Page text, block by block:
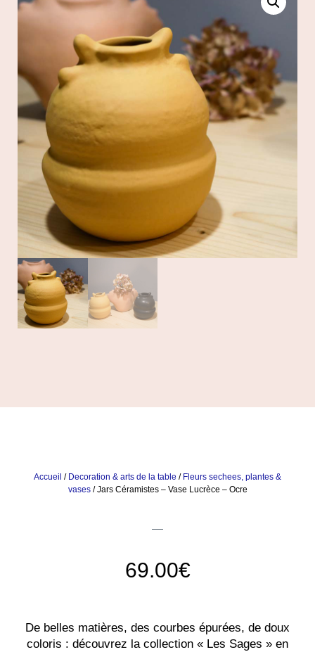
Accueil / Decoration & arts de la table / Fleurs sechees, plantes &
vases/ Jars Céramistes – Vase Lucrèce – Ocre
69.00€
De belles matières, des courbes épurées, de doux
coloris : découvrez la collection « Les Sages » en